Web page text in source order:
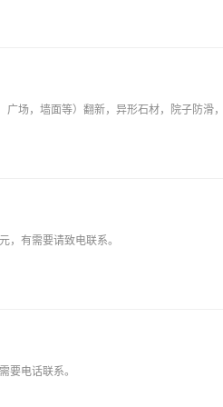
场，墙面等）翻新，异形石材，院子防滑
，有需要请致电联系。
要电话联系。